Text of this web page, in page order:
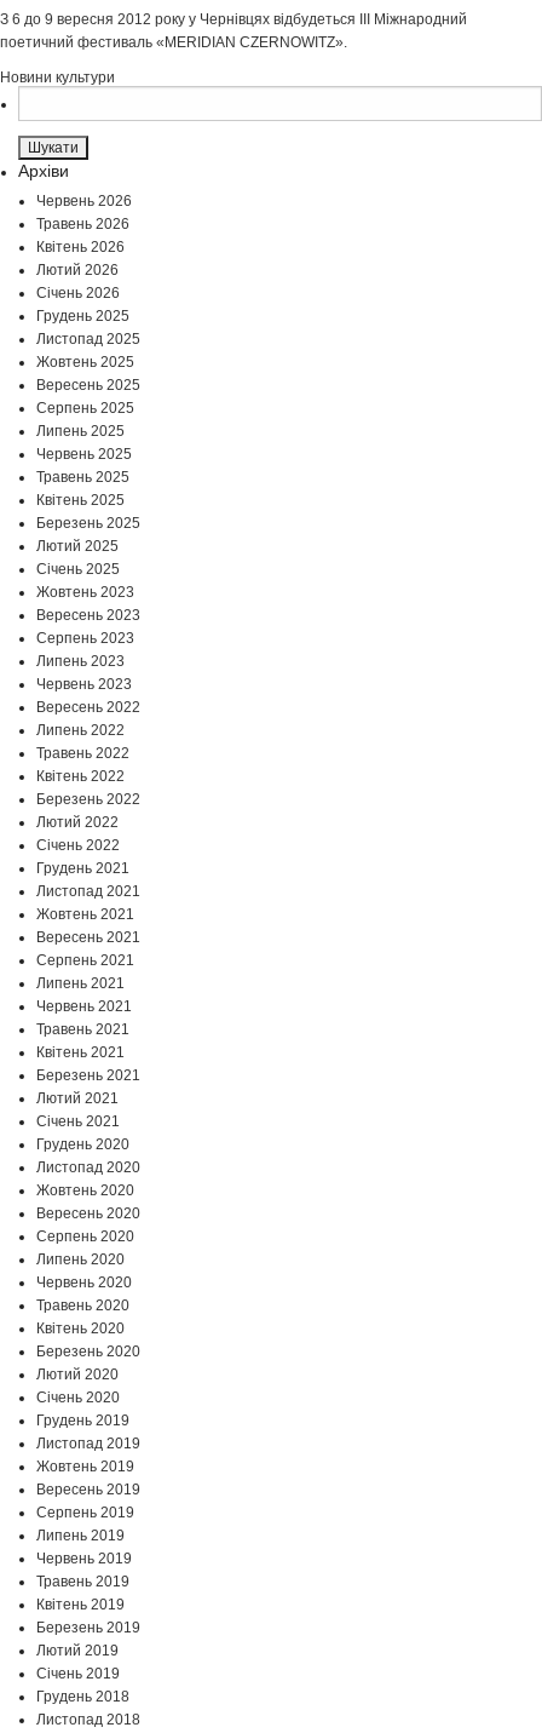
З 6 до 9 вересня 2012 року у Чернівцях відбудеться IIІ Міжнародний
поетичний фестиваль «MERIDIAN CZERNOWITZ».
Новини культури
Архіви
Червень 2026
Травень 2026
Квітень 2026
Лютий 2026
Січень 2026
Грудень 2025
Листопад 2025
Жовтень 2025
Вересень 2025
Серпень 2025
Липень 2025
Червень 2025
Травень 2025
Квітень 2025
Березень 2025
Лютий 2025
Січень 2025
Жовтень 2023
Вересень 2023
Серпень 2023
Липень 2023
Червень 2023
Вересень 2022
Липень 2022
Травень 2022
Квітень 2022
Березень 2022
Лютий 2022
Січень 2022
Грудень 2021
Листопад 2021
Жовтень 2021
Вересень 2021
Серпень 2021
Липень 2021
Червень 2021
Травень 2021
Квітень 2021
Березень 2021
Лютий 2021
Січень 2021
Грудень 2020
Листопад 2020
Жовтень 2020
Вересень 2020
Серпень 2020
Липень 2020
Червень 2020
Травень 2020
Квітень 2020
Березень 2020
Лютий 2020
Січень 2020
Грудень 2019
Листопад 2019
Жовтень 2019
Вересень 2019
Серпень 2019
Липень 2019
Червень 2019
Травень 2019
Квітень 2019
Березень 2019
Лютий 2019
Січень 2019
Грудень 2018
Листопад 2018